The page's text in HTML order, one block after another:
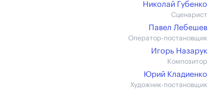
Николай Губенко
Сценарист
Павел Лебешев
Оператор-постановщик
Игорь Назарук
Композитор
Юрий Кладиенко
Художник-постановщик